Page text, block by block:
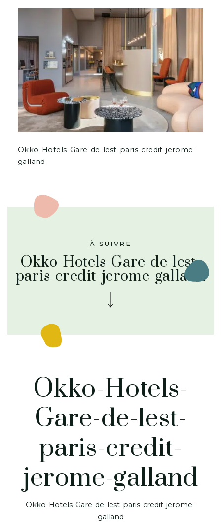
Okko-Hotels-Gare-de-lest-paris-credit-jerome-
galland
À SUIVRE
Okko-Hotels-Gare-de-lest-
paris-credit-jerome-galland
Okko-Hotels-
Gare-de-lest-
paris-credit-
jerome-galland
Okko-Hotels-Gare-de-lest-paris-credit-jerome-
galland